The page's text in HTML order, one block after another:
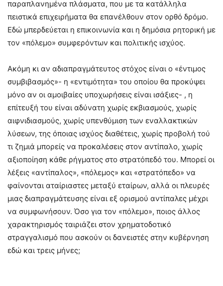
παραπλανημένα πλάσματα, που με τα κατάλληλα
πειστικά επιχειρήματα θα επανέλθουν στον ορθό δρόμο.
Εδώ μπερδεύεται η επικοινωνία και η δημόσια ρητορική με
τον «πόλεμο» συμφερόντων και πολιτικής ισχύος.
Ακόμη κι αν αδιαπραγμάτευτος στόχος είναι ο «έντιμος
συμβιβασμός»- η «εντιμότητα» του οποίου θα προκύψει
μόνο αν οι αμοιβαίες υποχωρήσεις είναι ισάξιες- , η
επίτευξή του είναι αδύνατη χωρίς εκβιασμούς, χωρίς
αιφνιδιασμούς, χωρίς υπενθύμιση των εναλλακτικών
λύσεων, της όποιας ισχύος διαθέτεις, χωρίς προβολή τού
τι ζημιά μπορείς να προκαλέσεις στον αντίπαλο, χωρίς
αξιοποίηση κάθε ρήγματος στο στρατόπεδό του. Μπορεί οι
λέξεις «αντίπαλος», «πόλεμος» και «στρατόπεδο» να
φαίνονται αταίριαστες μεταξύ εταίρων, αλλά οι πλευρές
μιας διαπραγμάτευσης είναι εξ ορισμού αντίπαλες μέχρι
να συμφωνήσουν. Όσο για τον «πόλεμο», ποιος άλλος
χαρακτηρισμός ταιριάζει στον χρηματοδοτικό
στραγγαλισμό που ασκούν οι δανειστές στην κυβέρνηση
εδώ και τρεις μήνες;